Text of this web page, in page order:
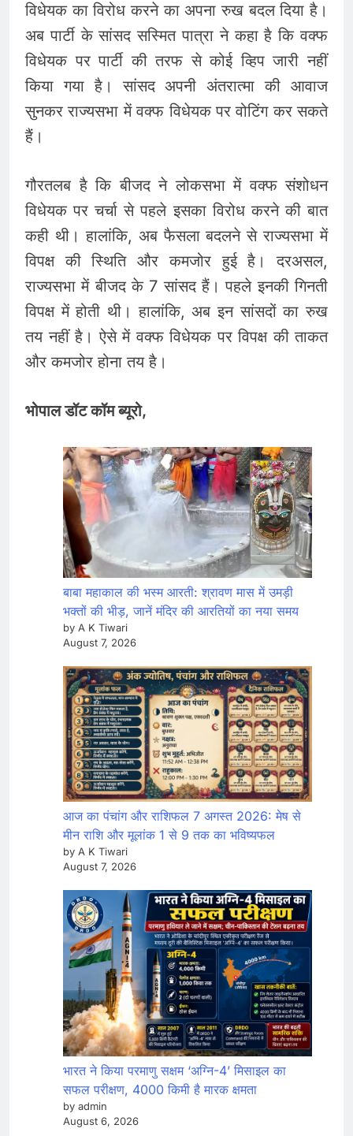
विधेयक का विरोध करने का अपना रुख बदल दिया है।
अब पार्टी के सांसद सस्मित पात्रा ने कहा है कि वक्फ
विधेयक पर पार्टी की तरफ से कोई व्हिप जारी नहीं
किया गया है। सांसद अपनी अंतरात्मा की आवाज
सुनकर राज्यसभा में वक्फ विधेयक पर वोटिंग कर सकते
हैं।
गौरतलब है कि बीजद ने लोकसभा में वक्फ संशोधन
विधेयक पर चर्चा से पहले इसका विरोध करने की बात
कही थी। हालांकि, अब फैसला बदलने से राज्यसभा में
विपक्ष की स्थिति और कमजोर हुई है। दरअसल,
राज्यसभा में बीजद के 7 सांसद हैं। पहले इनकी गिनती
विपक्ष में होती थी। हालांकि, अब इन सांसदों का रुख
तय नहीं है। ऐसे में वक्फ विधेयक पर विपक्ष की ताकत
और कमजोर होना तय है।
भोपाल डॉट कॉम ब्यूरो,
बाबा महाकाल की भस्म आरती: श्रावण मास में उमड़ी
भक्तों की भीड़, जानें मंदिर की आरतियों का नया समय
by A K Tiwari
August 7, 2026
आज का पंचांग और राशिफल 7 अगस्त 2026: मेष से
मीन राशि और मूलांक 1 से 9 तक का भविष्यफल
by A K Tiwari
August 7, 2026
भारत ने किया परमाणु सक्षम ‘अग्नि-4’ मिसाइल का
सफल परीक्षण, 4000 किमी है मारक क्षमता
by admin
August 6, 2026